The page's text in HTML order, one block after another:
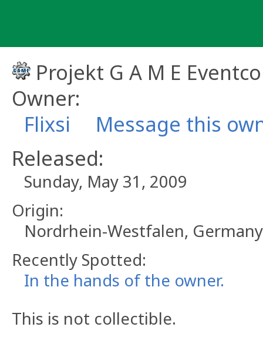
Projekt G A M E
Owner:
Flixsi
Message this
Released:
Sunday, May 31, 2009
Origin:
Nordrhein-Westfalen, Germany
Recently Spotted:
In the hands of the owner.
This is not collectible.